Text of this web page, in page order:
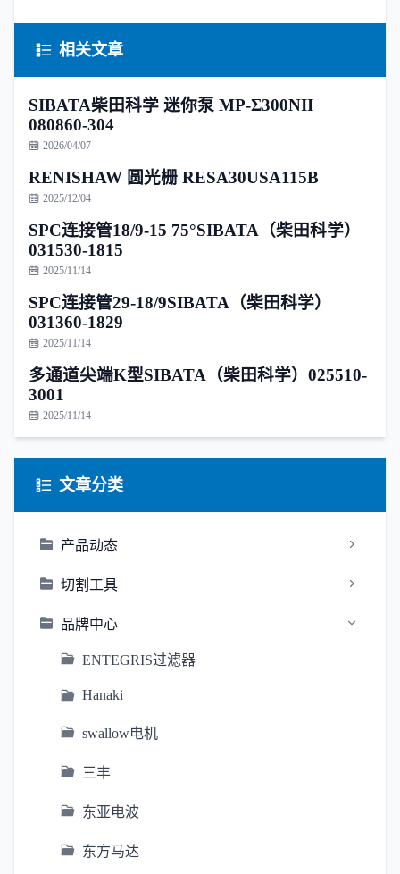
相关文章
SIBATA柴田科学 迷你泵 MP-Σ300NII
080860-304
2026/04/07
RENISHAW 圆光栅 RESA30USA115B
2025/12/04
SPC连接管18/9-15 75°SIBATA（柴田科学）
031530-1815
2025/11/14
SPC连接管29-18/9SIBATA（柴田科学）
031360-1829
2025/11/14
多通道尖端K型SIBATA（柴田科学）025510-
3001
2025/11/14
文章分类
产品动态
切割工具
品牌中心
ENTEGRIS过滤器
Hanaki
swallow电机
三丰
东亚电波
东方马达